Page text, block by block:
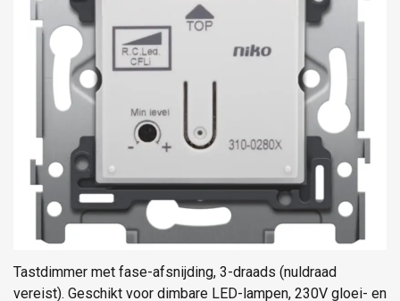
Tastdimmer met fase-afsnijding, 3-draads (nuldraad
vereist). Geschikt voor dimbare LED-lampen, 230V gloei- en